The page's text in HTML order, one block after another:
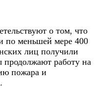
о том, что
по меньшей мере 400
лиц получили
продолжают работу на
пожара и